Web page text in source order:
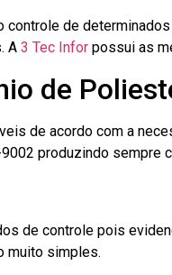
controle de
A 3 Tec Infor possui as
de
de acordo com a
produzindo sempre
de controle pois
muito simples.